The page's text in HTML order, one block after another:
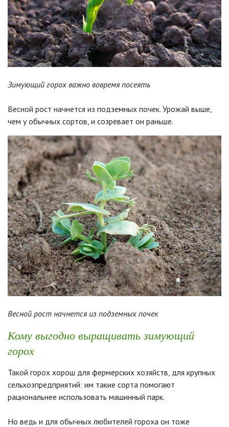
Зимующий горох важно вовремя посеять
Весной рост начнется из подземных почек. Урожай выше,
чем у обычных сортов, и созревает он раньше.
Весной рост начнется из подземных почек
Кому выгодно выращивать зимующий
горох
Такой горох хорош для фермерских хозяйств, для крупных
сельхозпредприятий: им такие сорта помогают
рациональнее использовать машинный парк.
Но ведь и для обычных любителей гороха он тоже